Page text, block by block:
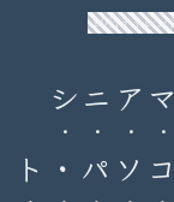
90日チャレン
シニア
ト・パソ